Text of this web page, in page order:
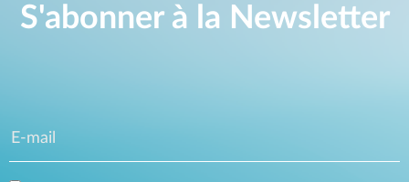
S'abonner à la Newsletter